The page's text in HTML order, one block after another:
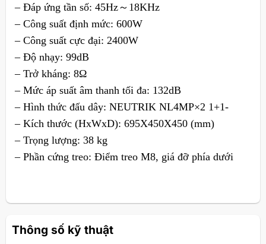
– Đáp ứng tần số: 45Hz～18KHz
– Công suất định mức: 600W
– Công suất cực đại: 2400W
– Độ nhạy: 99dB
– Trở kháng: 8Ω
– Mức áp suất âm thanh tối đa: 132dB
– Hình thức đấu dây: NEUTRIK NL4MP×2 1+1-
– Kích thước (HxWxD): 695X450X450 (mm)
– Trọng lượng: 38 kg
– Phần cứng treo: Điểm treo M8, giá đỡ phía dưới
Thông số kỹ thuật